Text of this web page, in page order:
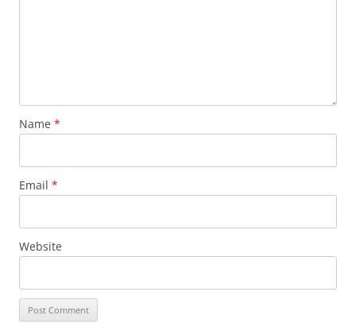
Name *
Email *
Website